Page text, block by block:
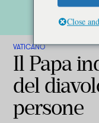
VATICANO
Il Papa
del
persone
Close